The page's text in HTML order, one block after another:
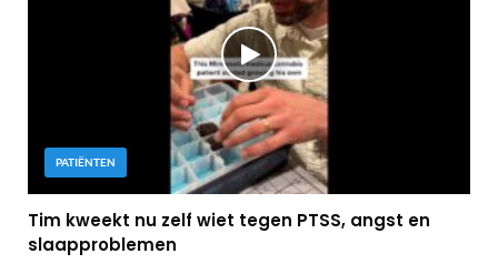
PATIËNTEN
Tim kweekt nu zelf wiet tegen PTSS, angst en
slaapproblemen